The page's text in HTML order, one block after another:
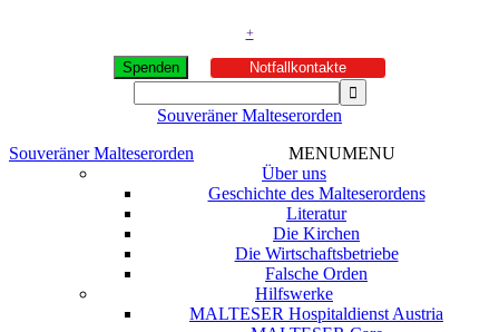
+
Spenden Notfallkontakte
Souveräner Malteserorden
Souveräner Malteserorden
MENUMENU
Über uns
Geschichte des Malteserordens
Literatur
Die Kirchen
Die Wirtschaftsbetriebe
Falsche Orden
Hilfswerke
MALTESER Hospitaldienst Austria